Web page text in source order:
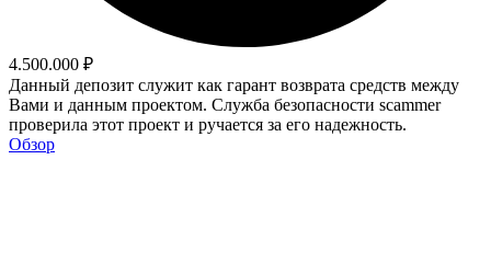
4.500.000 ₽
Данный депозит служит как гарант возврата средств между
Вами и данным проектом. Служба безопасности scammer
проверила этот проект и ручается за его надежность.
Обзор